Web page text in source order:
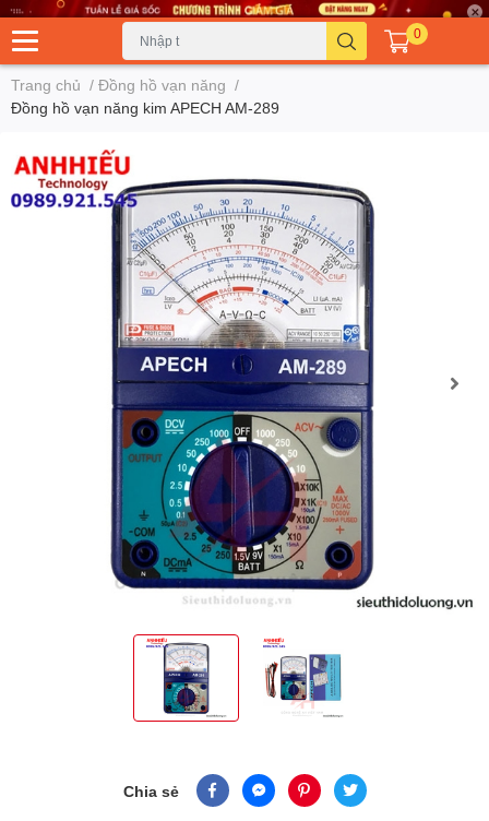
0
Trang chủ / Đồng hồ vạn năng /
Đồng hồ vạn năng kim APECH AM-289
Chia sẻ